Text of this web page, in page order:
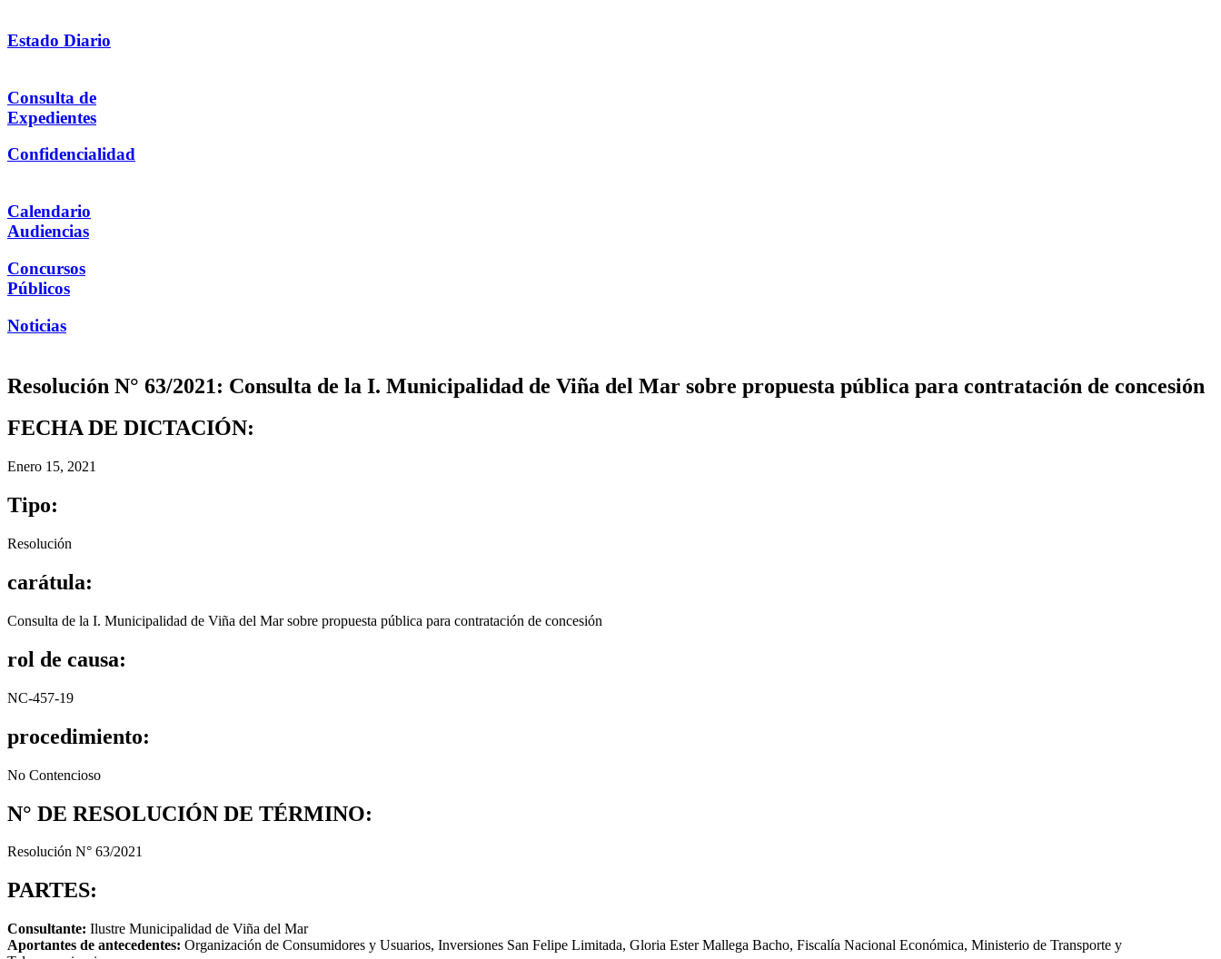
Estado Diario
Consulta de
Expedientes
Confidencialidad
Calendario
Audiencias
Concursos
Públicos
Noticias
Resolución N° 63/2021: Consulta de la I. Municipalidad de Viña del Mar sobre propuesta pública para contratación de concesión
FECHA DE DICTACIÓN:
Enero 15, 2021
Tipo:
Resolución
carátula:
Consulta de la I. Municipalidad de Viña del Mar sobre propuesta pública para contratación de concesión
rol de causa:
NC-457-19
procedimiento:
No Contencioso
N° DE RESOLUCIÓN DE TÉRMINO:
Resolución N° 63/2021
PARTES:
Consultante: Ilustre Municipalidad de Viña del Mar
Aportantes de antecedentes: Organización de Consumidores y Usuarios, Inversiones San Felipe Limitada, Gloria Ester Mallega Bacho, Fiscalía Nacional Económica, Ministerio de Transporte y